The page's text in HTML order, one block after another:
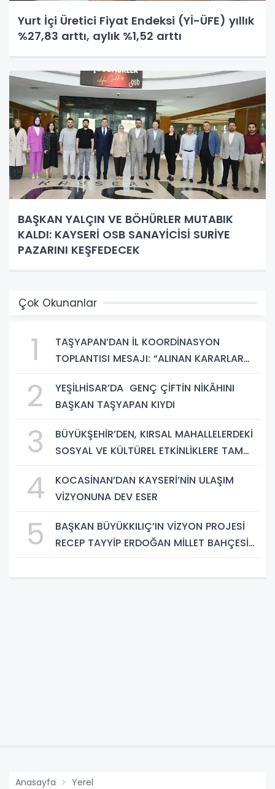
Yurt İçi Üretici Fiyat Endeksi (Yİ-ÜFE) yıllık
%27,83 arttı, aylık %1,52 arttı
BAŞKAN YALÇIN VE BÖHÜRLER MUTABIK
KALDI: KAYSERİ OSB SANAYİCİSİ SURİYE
PAZARINI KEŞFEDECEK
Çok Okunanlar
1
TAŞYAPAN’DAN İL KOORDİNASYON
TOPLANTISI MESAJI: “ALINAN KARARLAR
2
YEŞİLHİSAR’DA GENÇ ÇİFTİN NİKÂHINI
BAŞKAN TAŞYAPAN KIYDI
3
BÜYÜKŞEHİR’DEN, KIRSAL MAHALLELERDEKİ
SOSYAL VE KÜLTÜREL ETKİNLİKLERE TAM
4
KOCASİNAN’DAN KAYSERİ’NİN ULAŞIM
VİZYONUNA DEV ESER
5
BAŞKAN BÜYÜKKILIÇ’IN VİZYON PROJESİ
RECEP TAYYİP ERDOĞAN MİLLET BAHÇESİ
Anasayfa Yerel